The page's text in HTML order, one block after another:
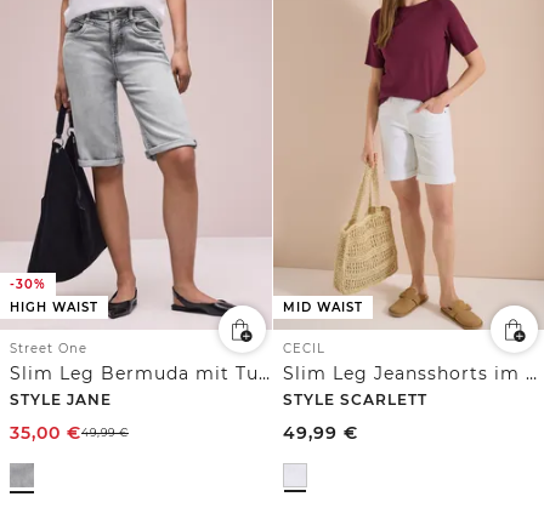
-30%
HIGH WAIST
Street One
Slim Leg Bermuda mit Turn-Up-Detail
STYLE JANE
35,00 €49,99€
MID WAIST
CECIL
Slim Leg Jeansshorts im Casual Fit
STYLE SCARLETT
49,99 €